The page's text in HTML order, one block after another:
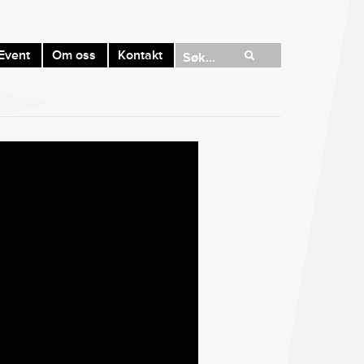
Søk...
Om oss Kontakt